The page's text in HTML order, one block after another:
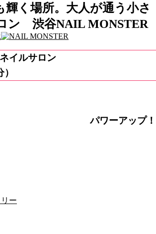
輝く場所。大人が通う小さ
ン 渋谷NAIL MONSTER
イルサロン
パワーアップ！
ー